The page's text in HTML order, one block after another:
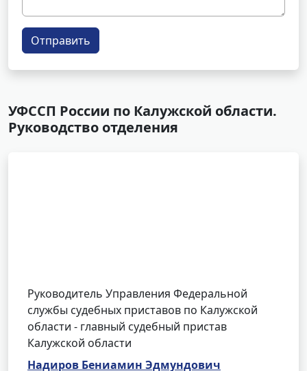
Отправить
УФССП России по Калужской области.
Руководство отделения
Руководитель Управления Федеральной
службы судебных приставов по Калужской
области - главный судебный пристав
Калужской области
Надиров Бениамин Эдмундович